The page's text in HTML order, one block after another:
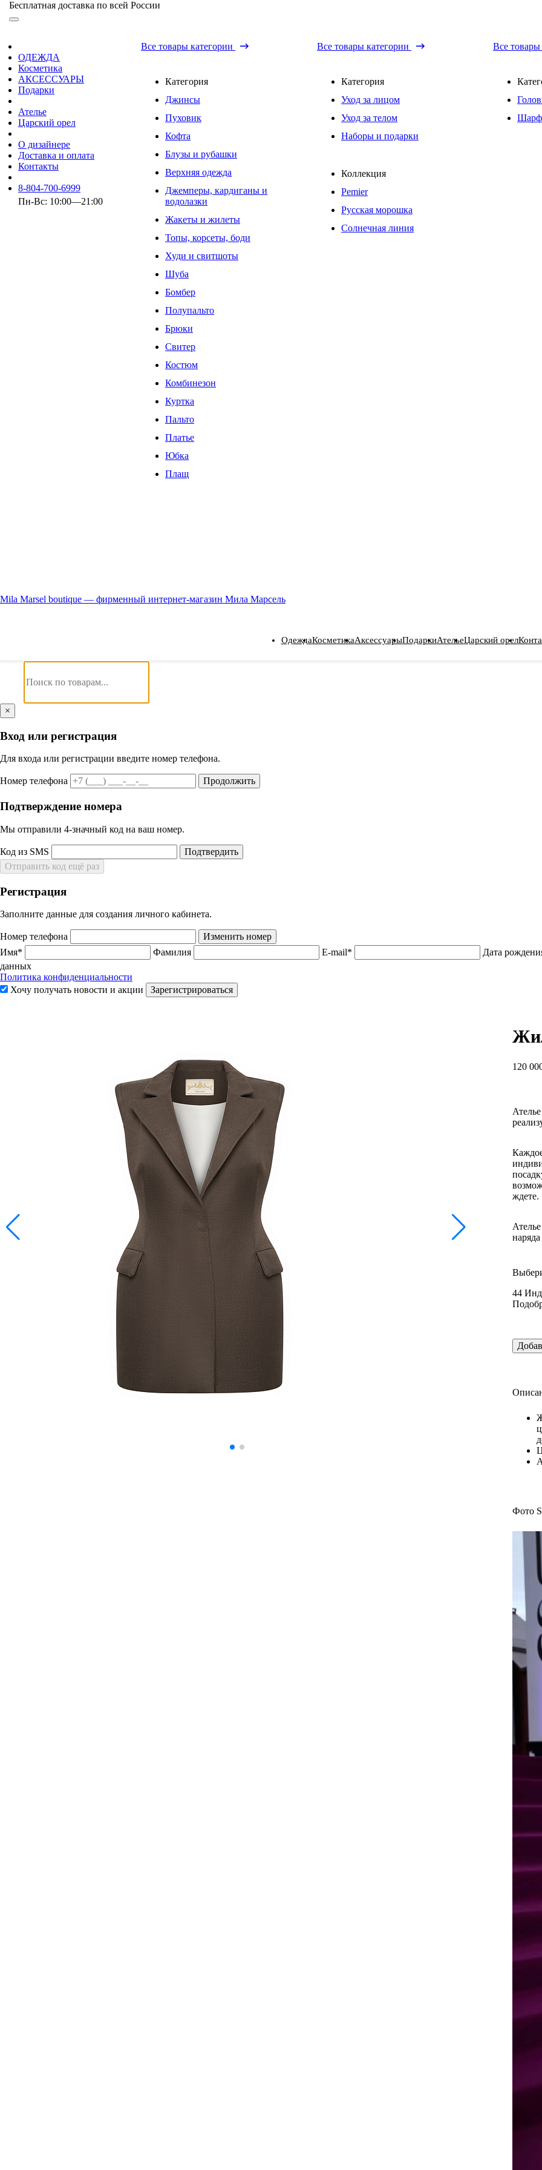
Бесплатная доставка по всей России
ОДЕЖДА
Косметика
АКСЕССУАРЫ
Подарки
Ателье
Царский орел
О дизайнере
Доставка и оплата
Контакты
8-804-700-6999
Пн-Вс: 10:00—21:00
Все товары категории
Категория
Джинсы
Пуховик
Кофта
Блузы и рубашки
Верхняя одежда
Джемперы, кардиганы и
водолазки
Жакеты и жилеты
Топы, корсеты, боди
Худи и свитшоты
Шуба
Бомбер
Полупальто
Брюки
Свитер
Костюм
Комбинезон
Куртка
Пальто
Платье
Юбка
Плащ
Все товары категории
Категория
Уход за лицом
Уход за телом
Наборы и подарки
Коллекция
Pemier
Русская морошка
Солнечная линия
Все
Mila Marsel boutique — фирменный интернет-магазин Мила Марсель
ОдеждаКосметикаАксессуарыПодаркиАтельеЦарский орел
×
Вход или регистрация
Для входа или регистрации введите номер телефона.
Номер телефона Продолжить
Подтверждение номера
Мы отправили 4‑значный код на ваш номер.
Код из SMS
Подтвердить
Отправить код ещё раз
Регистрация
Заполните данные для создания личного кабинета.
Номер телефона
Изменить номер
Имя*
Фамилия E-mail*
Дата
данных
Политика конфиденциальности
Хочу получать новости и акции
Зарегистрироваться
120
ждете.
44
Фото